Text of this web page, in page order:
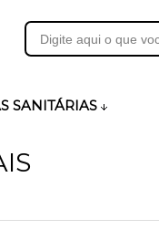
SANITÁRIAS